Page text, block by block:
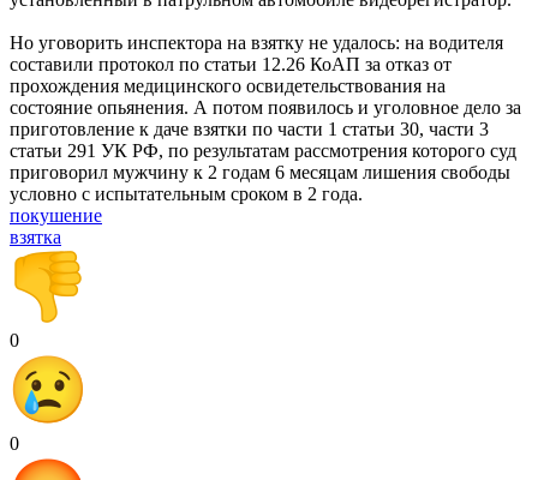
Но уговорить инспектора на взятку не удалось: на водителя
составили протокол по статьи 12.26 КоАП за отказ от
прохождения медицинского освидетельствования на
состояние опьянения. А потом появилось и уголовное дело за
приготовление к даче взятки по части 1 статьи 30, части 3
статьи 291 УК РФ, по результатам рассмотрения которого суд
приговорил мужчину к 2 годам 6 месяцам лишения свободы
условно с испытательным сроком в 2 года.
покушение
взятка
0
0